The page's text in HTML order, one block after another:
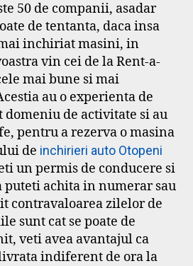
50 de companii, asadar
de tentanta, daca insa
inchiriat masini, in
vin cei de la Rent-a-
mai bune si mai
au o experienta de
domeniu de activitate si au
pentru a rezerva o masina
de inchirieri auto Otopeni
un permis de conducere si
puteti achita in numerar sau
contravaloarea zilelor de
sunt cat se poate de
veti avea avantajul ca
indiferent de ora la